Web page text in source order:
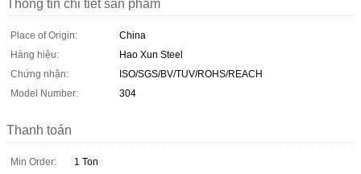
Thông tin chi tiết sản phẩm
Place of Origin:
China
Hàng hiệu:
Hao Xun Steel
Chứng nhận:
ISO/SGS/BV/TUV/ROHS/REACH
Model Number:
304
Thanh toán
Min Order:
1 Ton